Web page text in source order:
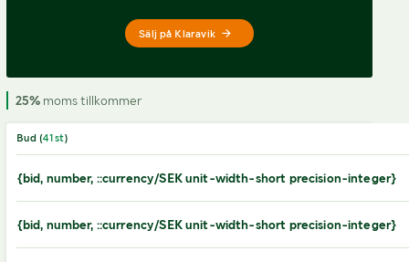
Sälj på Klaravik
25%moms tillkommer
Bud (41st)
{bid, number, ::currency/SEK unit-width-short precision-integer}
{bid, number, ::currency/SEK unit-width-short precision-integer}